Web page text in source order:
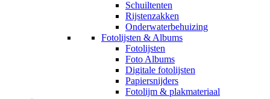
Schuiltenten
Rijstenzakken
Onderwaterbehuizing
Fotolijsten & Albums
Fotolijsten
Foto Albums
Digitale fotolijsten
Papiersnijders
Fotolijm & plakmateriaal